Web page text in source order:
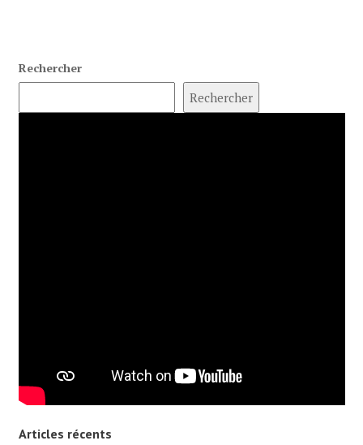
Rechercher
Rechercher
Articles récents